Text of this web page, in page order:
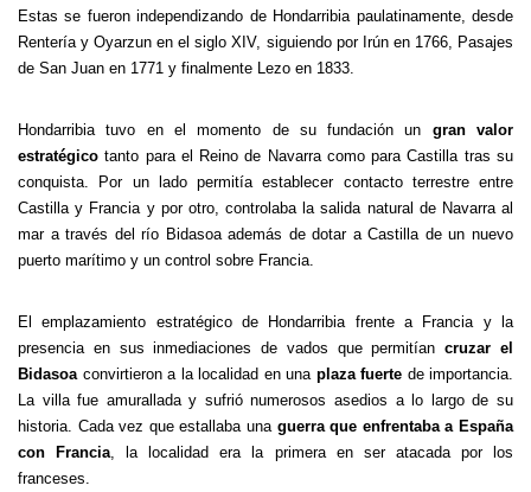
Estas se fueron independizando de Hondarribia paulatinamente, desde
Rentería y Oyarzun en el siglo XIV, siguiendo por Irún en 1766, Pasajes
de San Juan en 1771 y finalmente Lezo en 1833.
Hondarribia tuvo en el momento de su fundación un gran valor
estratégico tanto para el Reino de Navarra como para Castilla tras su
conquista. Por un lado permitía establecer contacto terrestre entre
Castilla y Francia y por otro, controlaba la salida natural de Navarra al
mar a través del río Bidasoa además de dotar a Castilla de un nuevo
puerto marítimo y un control sobre Francia.
El emplazamiento estratégico de Hondarribia frente a Francia y la
presencia en sus inmediaciones de vados que permitíancruzar el
Bidasoaconvirtieron a la localidad en una plaza fuerte de importancia.
La villa fue amurallada y sufrió numerosos asedios a lo largo de su
historia. Cada vez que estallaba una guerra que enfrentaba a España
con Francia, la localidad era la primera en ser atacada por los
franceses.